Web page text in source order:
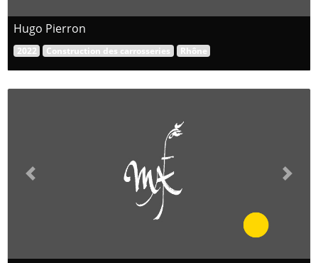
Hugo Pierron
2022 Construction des carrosseries Rhône
Previous Next